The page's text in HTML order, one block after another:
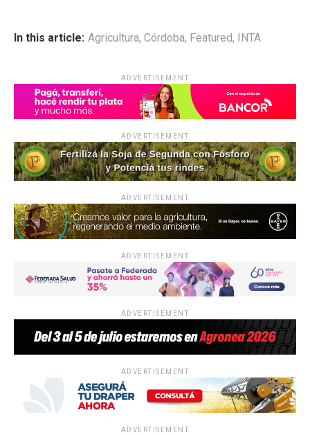
ce
o
k
at
p
p
ke
dI
m
ar
tir
In this article: Agricultura, Córdoba, Featured, INTA
ADVERTISEMENT
ADVERTISEMENT
ADVERTISEMENT
ADVERTISEMENT
ADVERTISEMENT
ADVERTISEMENT
ADVERTISEMENT